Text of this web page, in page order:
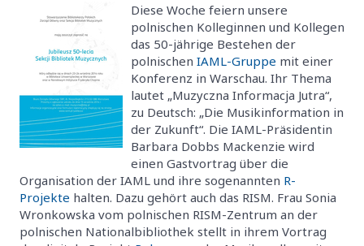
Diese Woche feiern unsere
polnischen Kolleginnen und Kollegen
das 50-jährige Bestehen der
polnischen IAML-Gruppe mit einer
Konferenz in Warschau. Ihr Thema
lautet „Muzyczna Informacja Jutra“,
zu Deutsch: „Die Musikinformation in
der Zukunft“. Die IAML-Präsidentin
Barbara Dobbs Mackenzie wird
einen Gastvortrag über die
Organisation der IAML und ihre sogenannten R-
Projekte halten. Dazu gehört auch das RISM. Frau Sonia
Wronkowska vom polnischen RISM-Zentrum an der
polnischen Nationalbibliothek stellt in ihrem Vortrag